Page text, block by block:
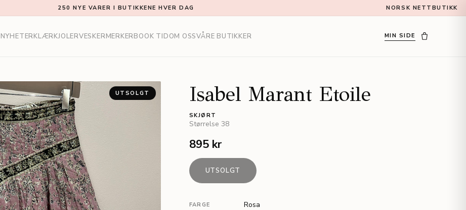
250 NYE VARER I BUTIKKENE HVER DAG NORSK NETTBUTIKK
NYHETERKLÆRKJOLERVESKERMERKERBOOK TIDOM OSSVÅRE BUTIKKER MIN SIDE
UTSOLGT Isabel Marant Etoile
SKJØRT
Størrelse 38
895 kr
UTSOLGT
FARGE Rosa